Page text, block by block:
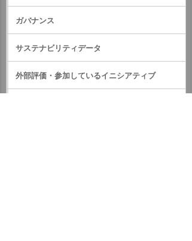
ガバナンス
サステナビリティデータ
外部評価・参加しているイニシアティブ